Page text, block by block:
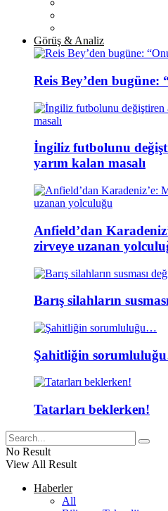
Görüş & Analiz
Reis Bey’den bugüne:
İngiliz futbolunu
yarım kalan masalı
Anfield’dan
zirveye uzanan
Barış silahların
Şahitliğin
Tatarları beklerken!
No Result
View All Result
Haberler
All